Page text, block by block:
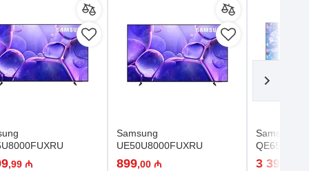
,99 ₼
Samsung
UE50U8000FUXRU
899,00 ₼
Samsung
3 399